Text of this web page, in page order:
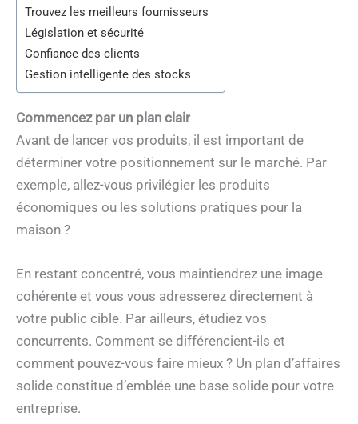
Trouvez les meilleurs fournisseurs
Législation et sécurité
Confiance des clients
Gestion intelligente des stocks
Commencez par un plan clair
Avant de lancer vos produits, il est important de
déterminer votre positionnement sur le marché. Par
exemple, allez-vous privilégier les produits
économiques ou les solutions pratiques pour la
maison ?
En restant concentré, vous maintiendrez une image
cohérente et vous vous adresserez directement à
votre public cible. Par ailleurs, étudiez vos
concurrents. Comment se différencient-ils et
comment pouvez-vous faire mieux ? Un plan d’affaires
solide constitue d’emblée une base solide pour votre
entreprise.